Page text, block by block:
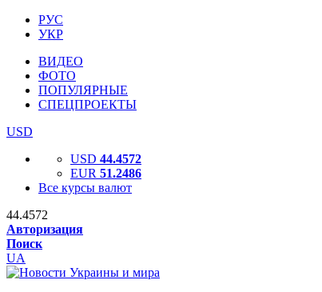
РУС
УКР
ВИДЕО
ФОТО
ПОПУЛЯРНЫЕ
СПЕЦПРОЕКТЫ
USD
USD 44.4572
EUR 51.2486
Все курсы валют
44.4572
Авторизация
Поиск
UA